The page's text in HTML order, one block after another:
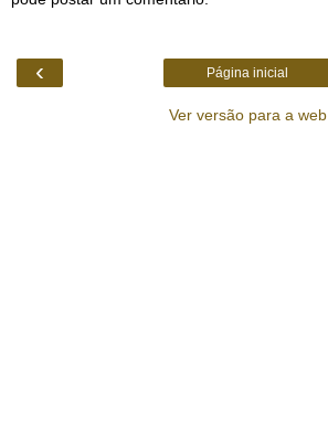
‹ Página inicial
Ver versão para a web